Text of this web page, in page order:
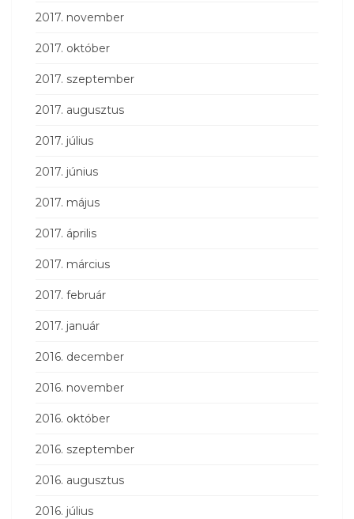
2017. november
2017. október
2017. szeptember
2017. augusztus
2017. július
2017. június
2017. május
2017. április
2017. március
2017. február
2017. január
2016. december
2016. november
2016. október
2016. szeptember
2016. augusztus
2016. július